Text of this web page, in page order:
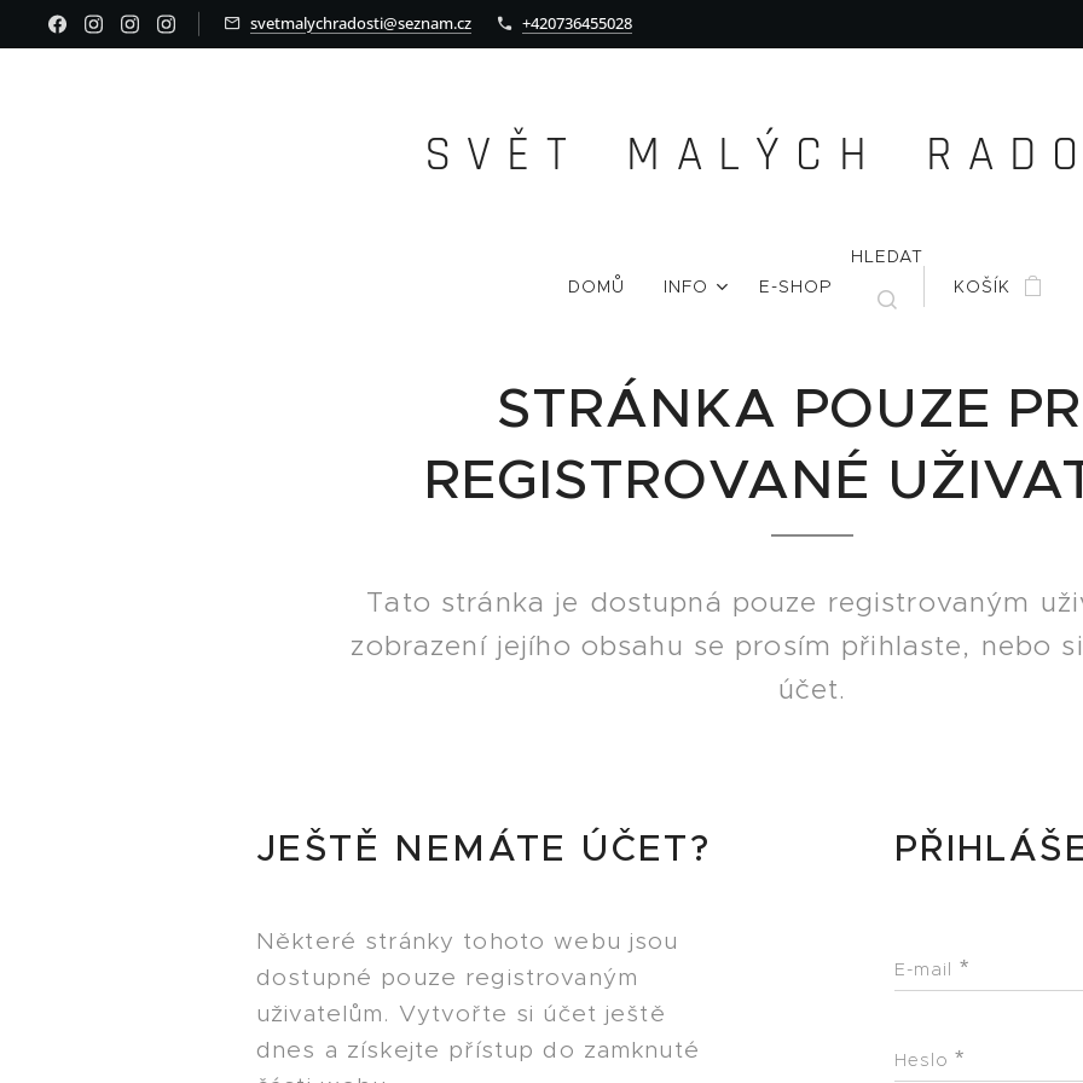
svetmalychradosti@seznam.cz +420736455028
S V Ě T M A L Ý C H R A D O
DOMŮ INFO E-SHOP
HLEDAT
KOŠÍK
STRÁNKA POUZE
REGISTROVANÉ
Tato stránka je dostupná pouze registrovaným
zobrazení jejího obsahu se prosím přihlaste, nebo
účet.
JEŠTĚ NEMÁTE ÚČET?
Některé stránky tohoto webu jsou
dostupné pouze registrovaným
uživatelům. Vytvořte si účet ještě
dnes a získejte přístup do zamknuté
E-mail
Heslo